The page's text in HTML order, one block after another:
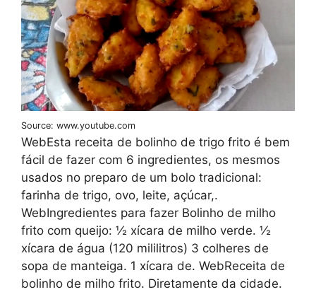
Source: www.youtube.com
WebEsta receita de bolinho de trigo frito é bem
fácil de fazer com 6 ingredientes, os mesmos
usados no preparo de um bolo tradicional:
farinha de trigo, ovo, leite, açúcar,.
WebIngredientes para fazer Bolinho de milho
frito com queijo: ½ xícara de milho verde. ½
xícara de água (120 mililitros) 3 colheres de
sopa de manteiga. 1 xícara de. WebReceita de
bolinho de milho frito. Diretamente da cidade.